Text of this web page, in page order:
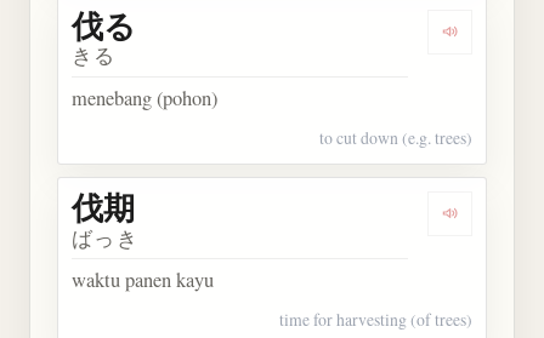
Dengarkan
伐る
きる
menebang (pohon)
to cut down (e.g. trees)
Dengarkan
伐期
ばっき
waktu panen kayu
time for harvesting (of trees)